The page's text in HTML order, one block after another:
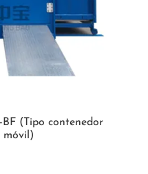
(Tipo contenedor